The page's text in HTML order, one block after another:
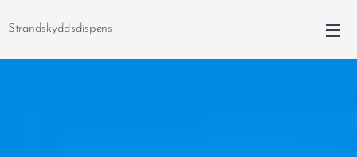
Strandskyddsdispens